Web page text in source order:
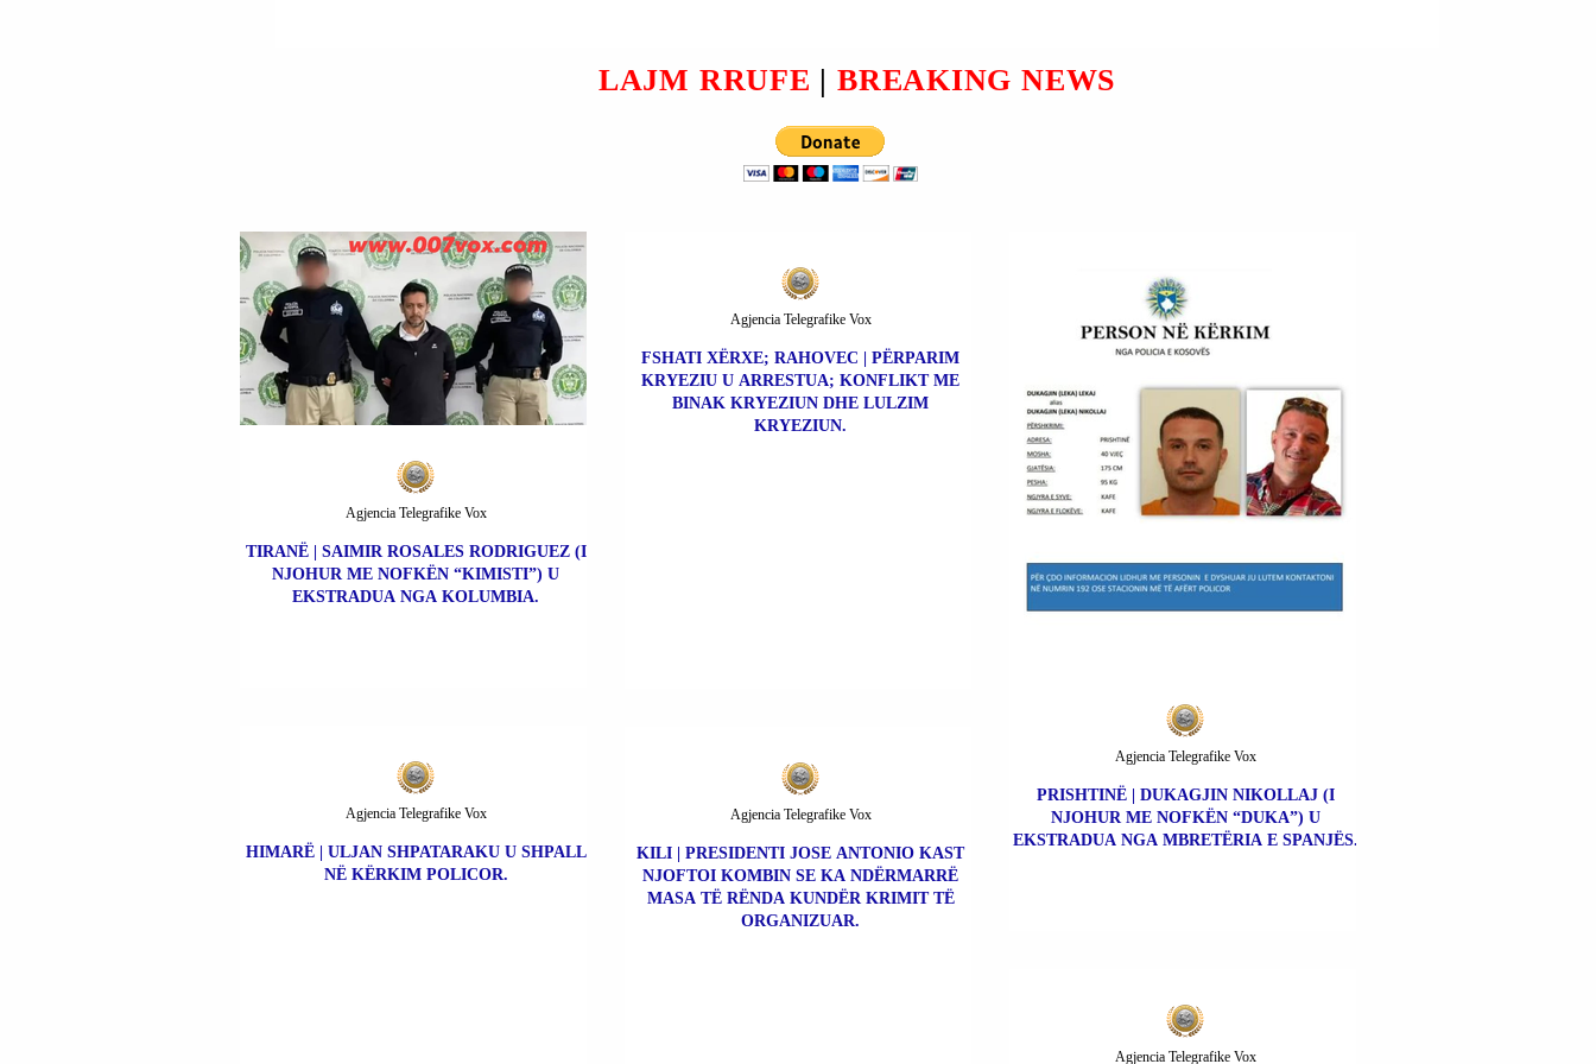
TË DHOMËS SË
LAJM RRUFE | BREAKING NEWS
TIRANË | SAIMIR ROSALES RODRIGUEZ (I
NJOHUR ME NOFKËN “KIMISTI”) U
EKSTRADUA NGA KOLUMBIA.
Agjencia Telegrafike Vox
FSHATI XËRXE; RAHOVEC | PËRPARIM
KRYEZIU U ARRESTUA; KONFLIKT ME
BINAK KRYEZIUN DHE LULZIM
KRYEZIUN.
Agjencia Telegrafike Vox
PRISHTINË | DUKAGJIN NIKOLLAJ (I
NJOHUR ME NOFKËN “DUKA”) U
EKSTRADUA NGA MBRETËRIA E SPANJËS.
Agjencia Telegrafike Vox
HIMARË | ULJAN SHPATARAKU U SHPALL
NË KËRKIM POLICOR.
Agjencia Telegrafike Vox
KILI | PRESIDENTI JOSE ANTONIO KAST
NJOFTOI KOMBIN SE KA NDËRMARRË
MASA TË RËNDA KUNDËR KRIMIT TË
ORGANIZUAR.
Agjencia Telegrafike Vox
Agjencia Telegrafike Vox